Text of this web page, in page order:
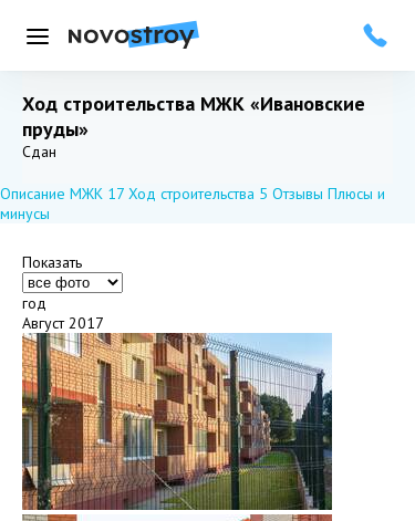
Меню
Ход строительства МЖК «Ивановские
пруды»
Добавить в избранное
Подписаться
Сдан
Описание МЖК 17 Ход строительства 5 Отзывы Плюсы и
минусы
Показать
год
Август 2017